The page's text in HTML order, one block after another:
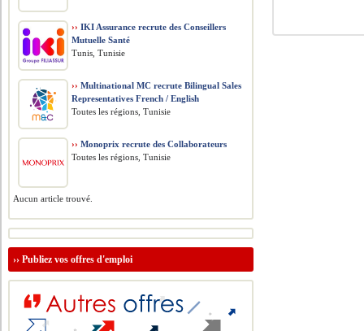
›› IKI Assurance recrute des Conseillers
Mutuelle Santé
Tunis, Tunisie
›› Multinational MC recrute Bilingual Sales
Representatives French / English
Toutes les régions, Tunisie
›› Monoprix recrute des Collaborateurs
Toutes les régions, Tunisie
Aucun article trouvé.
››Publiez vos offres d'emploi